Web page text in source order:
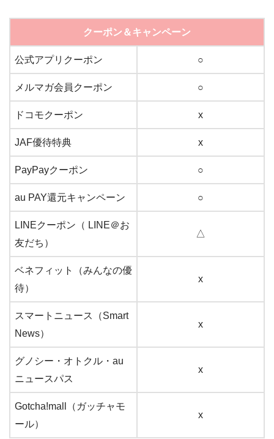
クーポン＆キャンペーン
公式アプリクーポン ○
メルマガ会員クーポン ○
ドコモクーポン x
JAF優待特典 x
PayPayクーポン ○
au PAY還元キャンペーン ○
LINEクーポン（ LINE＠お
友だち）
△
ベネフィット（みんなの優
待）
x
スマートニュース（Smart
News）
x
グノシー・オトクル・au
ニュースパス
x
Gotcha!mall（ガッチャモ
ール）
x